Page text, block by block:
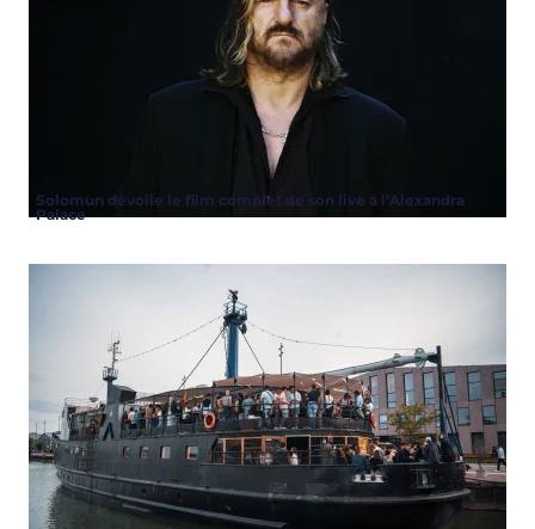
Solomun dévoile le film complet de son live à l’Alexandra
Palace